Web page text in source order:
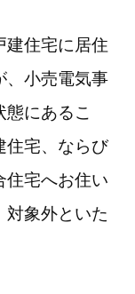
建住宅に居住
、小売電気事
にあるこ
住宅、ならび
住宅へお住い
対象外といた